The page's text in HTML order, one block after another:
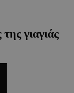
γιαγιάς